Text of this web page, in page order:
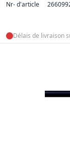
Nr- d'article
Délais de livraison